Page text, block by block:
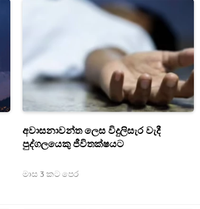
අවාසනාවන්ත ලෙස විදුලිසැර වැදී
පුද්ගලයෙකු ජීවිතක්ෂයට
මාස 3 කට පෙර